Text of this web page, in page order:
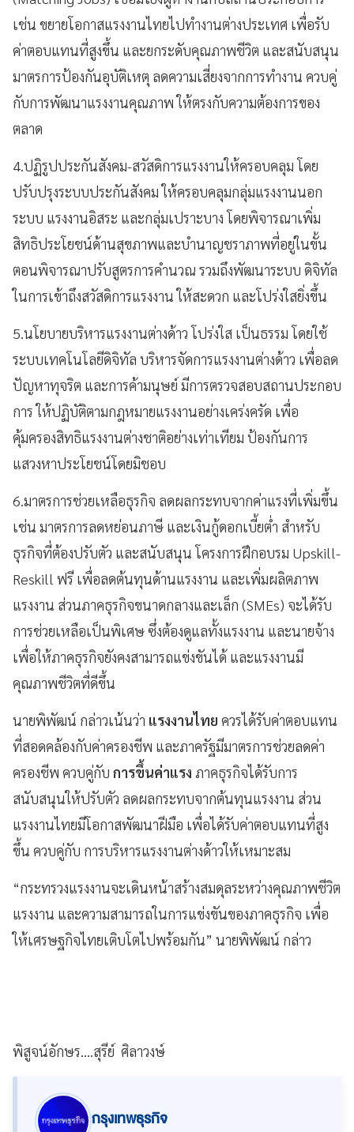
เช่น ขยายโอกาสแรงงานไทยไปทำงานต่างประเทศ เพื่อรับ
ค่าตอบแทนที่สูงขึ้น และยกระดับคุณภาพชีวิต และสนับสนุน
มาตรการป้องกันอุบัติเหตุ ลดความเสี่ยงจากการทำงาน ควบคู่
กับการพัฒนาแรงงานคุณภาพ ให้ตรงกับความต้องการของ
ตลาด
4.ปฏิรูปประกันสังคม-สวัสดิการแรงงานให้ครอบคลุม โดย
ปรับปรุงระบบประกันสังคม ให้ครอบคลุมกลุ่มแรงงานนอก
ระบบ แรงงานอิสระ และกลุ่มเปราะบาง โดยพิจารณาเพิ่ม
สิทธิประโยชน์ด้านสุขภาพและบำนาญชราภาพที่อยู่ในขั้น
ตอนพิจารณาปรับสูตรการคำนวณ รวมถึงพัฒนาระบบ ดิจิทัล
ในการเข้าถึงสวัสดิการแรงงาน ให้สะดวก และโปร่งใสยิ่งขึ้น
5.นโยบายบริหารแรงงานต่างด้าว โปร่งใส เป็นธรรม โดยใช้
ระบบเทคโนโลยีดิจิทัล บริหารจัดการแรงงานต่างด้าว เพื่อลด
ปัญหาทุจริต และการค้ามนุษย์ มีการตรวจสอบสถานประกอบ
การ ให้ปฏิบัติตามกฎหมายแรงงานอย่างเคร่งครัด เพื่อ
คุ้มครองสิทธิแรงงานต่างชาติอย่างเท่าเทียม ป้องกันการ
แสวงหาประโยชน์โดยมิชอบ
6.มาตรการช่วยเหลือธุรกิจ ลดผลกระทบจากค่าแรงที่เพิ่มขึ้น
เช่น มาตรการลดหย่อนภาษี และเงินกู้ดอกเบี้ยต่ำ สำหรับ
ธุรกิจที่ต้องปรับตัว และสนับสนุน โครงการฝึกอบรม Upskill-
Reskill ฟรี เพื่อลดต้นทุนด้านแรงงาน และเพิ่มผลิตภาพ
แรงงาน ส่วนภาคธุรกิจขนาดกลางและเล็ก (SMEs) จะได้รับ
การช่วยเหลือเป็นพิเศษ ซึ่งต้องดูแลทั้งแรงงาน และนายจ้าง
เพื่อให้ภาคธุรกิจยังคงสามารถแข่งขันได้ และแรงงานมี
คุณภาพชีวิตที่ดีขึ้น
นายพิพัฒน์ กล่าวเน้นว่า แรงงานไทย ควรได้รับค่าตอบแทน
ที่สอดคล้องกับค่าครองชีพ และภาครัฐมีมาตรการช่วยลดค่า
ครองชีพ ควบคู่กับ การขึ้นค่าแรง ภาคธุรกิจได้รับการ
สนับสนุนให้ปรับตัว ลดผลกระทบจากต้นทุนแรงงาน ส่วน
แรงงานไทยมีโอกาสพัฒนาฝีมือ เพื่อได้รับค่าตอบแทนที่สูง
ขึ้น ควบคู่กับ การบริหารแรงงานต่างด้าวให้เหมาะสม
“กระทรวงแรงงานจะเดินหน้าสร้างสมดุลระหว่างคุณภาพชีวิต
แรงงาน และความสามารถในการแข่งขันของภาคธุรกิจ เพื่อ
ให้เศรษฐกิจไทยเติบโตไปพร้อมกัน” นายพิพัฒน์ กล่าว
พิสูจน์อักษร....สุรีย์ ศิลาวงษ์
กรุงเทพธุรกิจ